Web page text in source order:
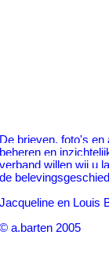
De brieven, foto's
beheren en
verband willen wij u
de
Jacqueline en Louis
© a.barten 2005